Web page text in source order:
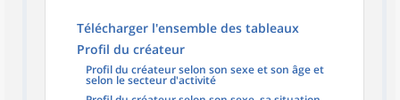
Télécharger l'ensemble des tableaux
Profil du créateur
Profil du créateur selon son sexe et son âge et
selon le secteur d'activité